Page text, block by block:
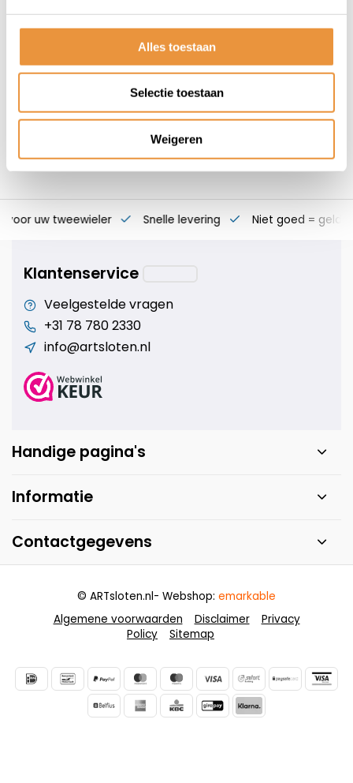
Alles toestaan
Selectie toestaan
Weigeren
153,95
voor uw tweewieler Snelle levering Niet goed = geld
Klantenservice
Veelgestelde vragen
+31 78 780 2330
info@artsloten.nl
Handige pagina's
Informatie
Contactgegevens
Algemene voorwaarden Disclaimer
Privacy
Policy
Sitemap
© ARTsloten.nl- Webshop: emarkable